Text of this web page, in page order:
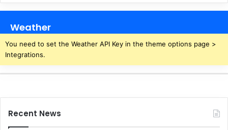
Weather
You need to set the Weather API Key in the theme options page >
Integrations.
Recent News